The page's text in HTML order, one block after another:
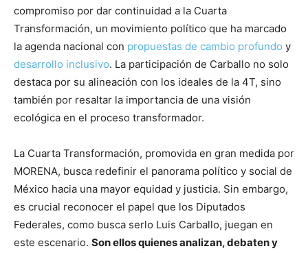
compromiso por dar continuidad a la Cuarta
Transformación, un movimiento político que ha marcado
la agenda nacional con propuestas de cambio profundo y
desarrollo inclusivo. La participación de Carballo no solo
destaca por su alineación con los ideales de la 4T, sino
también por resaltar la importancia de una visión
ecológica en el proceso transformador.
La Cuarta Transformación, promovida en gran medida por
MORENA, busca redefinir el panorama político y social de
México hacia una mayor equidad y justicia. Sin embargo,
es crucial reconocer el papel que los Diputados
Federales, como busca serlo Luis Carballo, juegan en
este escenario. Son ellos quienes analizan, debaten y